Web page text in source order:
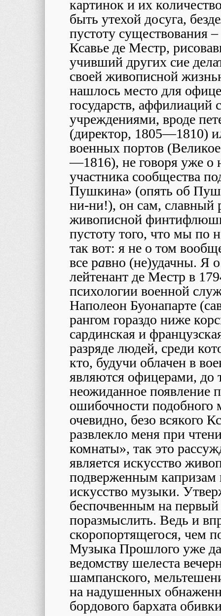
картинок и их
быть утехой досуга,
пустоту существования
Ксавье де Местр,
учивший других сие
своей живописной
нашлось место для
государств,
учреждениями, вроде
(директор, 1805—1810)
военных портов
—1816), не говоря уже о
участника сообщества
Пушкина» (опять об
ни-ни!), он сам, славный
живописной
пустоту того, что мы по
так вот: я не о том
все равно (не)удачны. Я
лейтенант де Местр в
психологии военной
Наполеон Буонапарте
рангом гораздо ниже
сардинская и
разряде людей, среди
кто, будучи облачен в
являются офицерами, до
неожиданное появление
ошибочности подобного
очевидно, безо всякого
развлекло меня при
комнаты», так это
является искусство
подверженным капризам
искусство музыки.
беспочвенным на первый
поразмыслить. Ведь и
скоропортящегося, чем
Музыка Прошлого уже
ведомству шелеста
шампанского,
на надушенных
бордового бархата